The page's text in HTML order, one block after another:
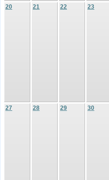
20 21 22 23
27 28 29 30